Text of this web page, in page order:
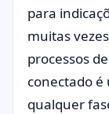
para
muitas
processos
conectado
qualquer